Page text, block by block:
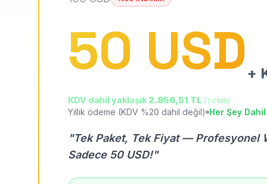
50 USD +
KDV dahil yaklaşık 2.856,51 TL (TCMB)
Yıllık ödeme (KDV %20 dahil değil) Her Şey Dahil
"Tek Paket, Tek Fiyat — Profesyonel
Sadece 50 USD!"